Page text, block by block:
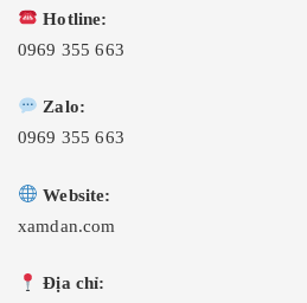
Hotline:
0969 355 663
Zalo:
0969 355 663
Website:
xamdan.com
Địa chỉ: